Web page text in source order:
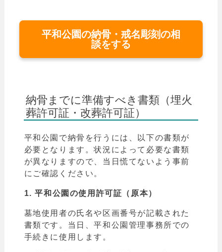
平和公園の納骨・戒名彫刻の相
談をする
納骨までに準備すべき書類（埋火
葬許可証・改葬許可証）
平和公園で納骨を行うには、以下の書類が
必要となります。状況によって必要な書類
が異なりますので、当日慌てないよう事前
にご確認ください。
1.平和公園の使用許可証（原本）
墓地使用者の氏名や区画番号が記載された
書類です。当日、平和公園 管理事務所での
手続きに使用します。